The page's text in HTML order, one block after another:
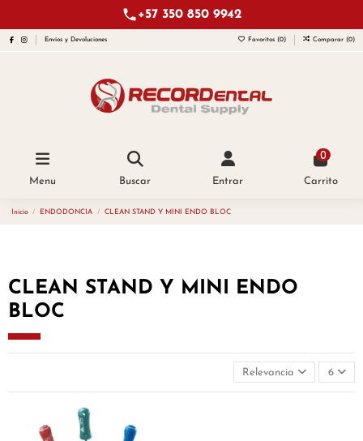
+57 350 850 9942
Envíos y Devoluciones Favoritos (0) Comparar (0)
Menu Buscar Entrar
0
Carrito
Inicio ENDODONCIA CLEAN STAND Y MINI ENDO BLOC
CLEAN STAND Y MINI ENDO
BLOC
Relevancia 6